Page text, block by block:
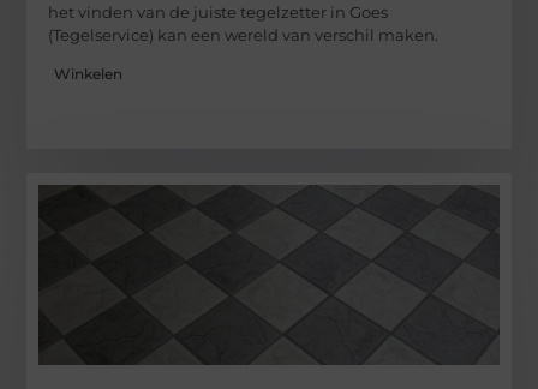
het vinden van de juiste tegelzetter in Goes
(Tegelservice) kan een wereld van verschil maken.
Winkelen